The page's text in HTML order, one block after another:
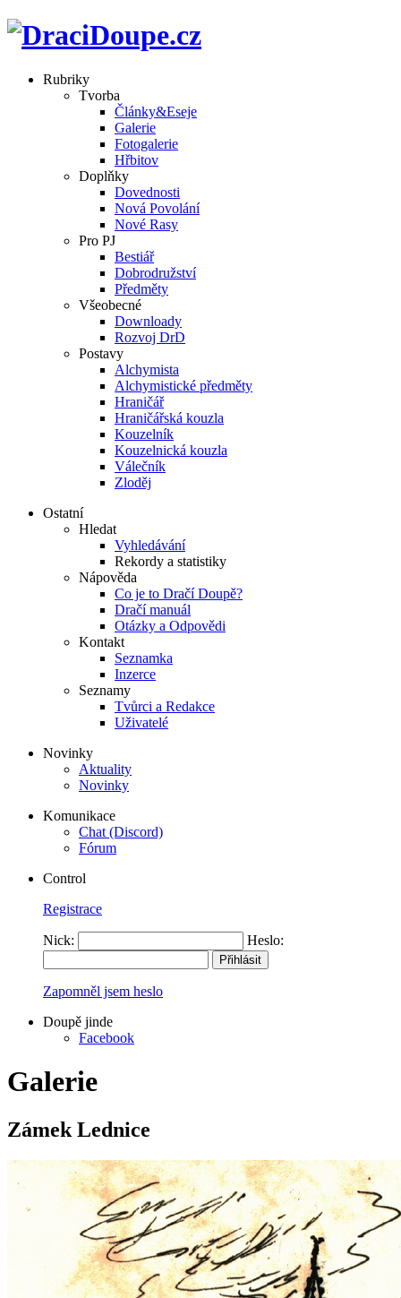
Rubriky
Tvorba
Články&Eseje
Galerie
Fotogalerie
Hřbitov
Doplňky
Dovednosti
Nová Povolání
Nové Rasy
Pro PJ
Bestiář
Dobrodružství
Předměty
Všeobecné
Downloady
Rozvoj DrD
Postavy
Alchymista
Alchymistické předměty
Hraničář
Hraničářská kouzla
Kouzelník
Kouzelnická kouzla
Válečník
Zloděj
Ostatní
Hledat
Vyhledávání
Rekordy a statistiky
Nápověda
Co je to Dračí Doupě?
Dračí manuál
Otázky a Odpovědi
Kontakt
Seznamka
Inzerce
Seznamy
Tvůrci a Redakce
Uživatelé
Novinky
Aktuality
Novinky
Komunikace
Chat (Discord)
Fórum
Control
Registrace
Nick: Heslo:
Zapomněl jsem heslo
Doupě jinde
Facebook
Galerie
Zámek Lednice